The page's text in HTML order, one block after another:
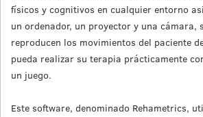
físicos y cognitivos en cualquier entorno
un ordenador, un proyector y una cámara,
reproducen los movimientos del paciente
pueda realizar su terapia prácticamente
un juego.
Este software, denominado Rehametrics,